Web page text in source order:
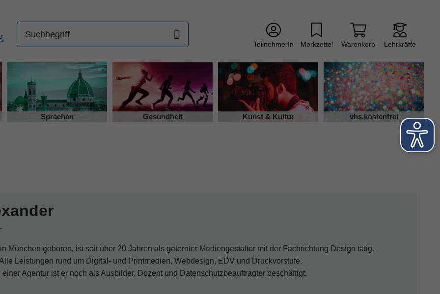
TeilnehmerIn Merkzettel Warenkorb Lehrkräfte
Sprachen Gesundheit Kunst & Kultur vhs.kostenfrei
München geboren, ist seit über 20 Jahren als gelernter Mediengestalter mit der Fachrichtung Design tätig.
Leistungen rund um Digital- und Printmedien, Webdesign, EDV und Druckvorstufe.
Agentur ist er noch als Ausbilder, Dozent und Datenschutzbeauftragter beschäftigt.